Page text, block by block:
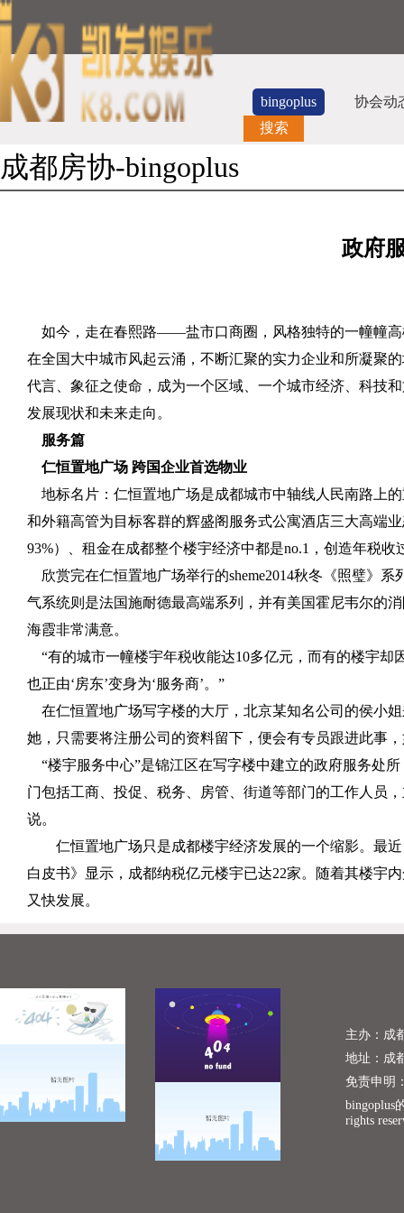
bingoplus
协会动
搜索
成都房协-bingoplus
政府
如今，走在春熙路——盐市口商圈，风格独特的一幢幢
在全国大中城市风起云涌，不断汇聚的实力企业和所凝聚
代言、象征之使命，成为一个区域、一个城市经济、科技
发展现状和未来走向。
服务篇
仁恒置地广场 跨国企业首选物业
地标名片：仁恒置地广场是成都城市中轴线人民南路上
和外籍高管为目标客群的辉盛阁服务式公寓酒店三大高端
93%）、租金在成都整个楼宇经济中都是no.1 ，创造年税
欣赏完在仁恒置地广场举行的sheme2014秋冬《照璧》系
气系统则是法国施耐德最高端系列，并有美国霍尼韦尔的
海霞非常满意。
“有的城市一幢楼宇年税收能达10多亿元，而有的楼宇却
也正由‘房东’变身为‘服务商’。”
在仁恒置地广场写字楼的大厅，北京某知名公司的侯小
她，只需要将注册公司的资料留下，便会有专员跟进此事
“楼宇服务中心”是锦江区在写字楼中建立的政府服务处所
门包括工商、投促、税务、房管、街道等部门的工作人员
说。
仁恒置地广场只是成都楼宇经济发展的一个缩影。最
白皮书》显示，成都纳税亿元楼宇已达22家。随着其楼宇
又快发展。
主办：成
地址：成
免责申明
bingoplus
rights